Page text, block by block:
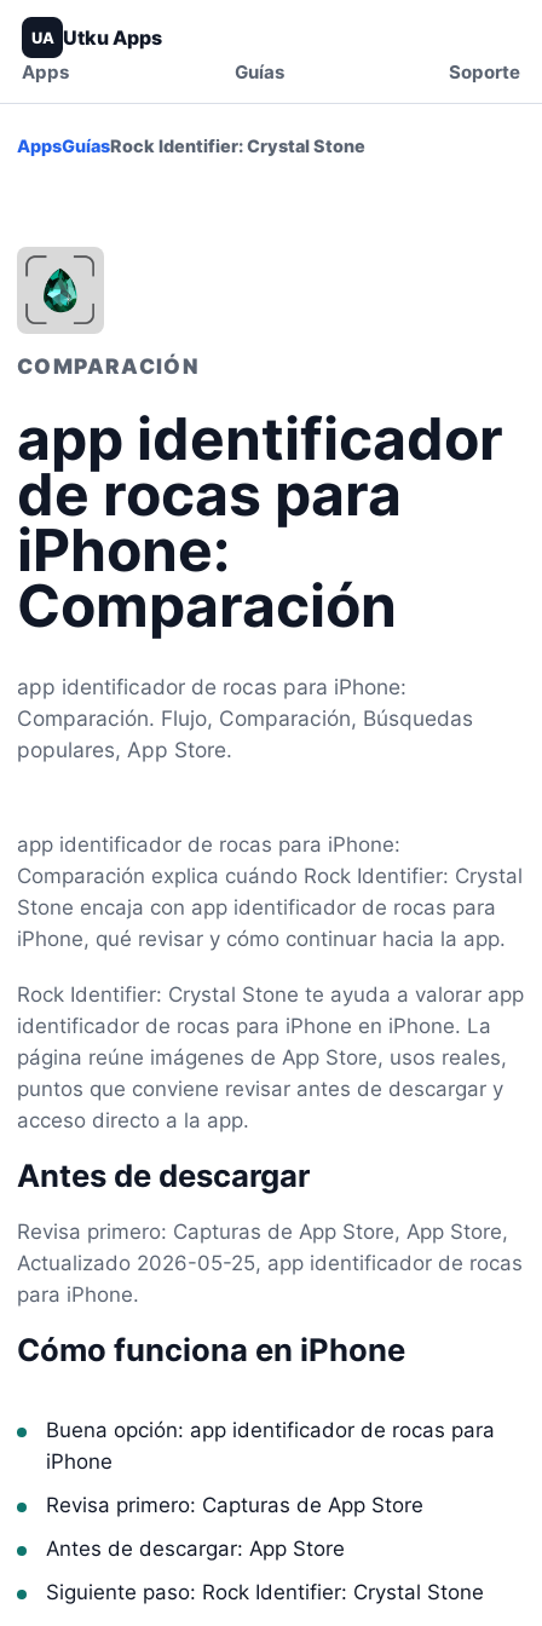
UA Utku Apps
Apps Guías Soporte
AppsGuíasRock Identifier: Crystal Stone
COMPARACIÓN
app identificador
de rocas para
iPhone:
Comparación
app identificador de rocas para iPhone:
Comparación. Flujo, Comparación, Búsquedas
populares, App Store.
app identificador de rocas para iPhone:
Comparación explica cuándo Rock Identifier: Crystal
Stone encaja con app identificador de rocas para
iPhone, qué revisar y cómo continuar hacia la app.
Rock Identifier: Crystal Stone te ayuda a valorar app
identificador de rocas para iPhone en iPhone. La
página reúne imágenes de App Store, usos reales,
puntos que conviene revisar antes de descargar y
acceso directo a la app.
Antes de descargar
Revisa primero: Capturas de App Store, App Store,
Actualizado 2026-05-25, app identificador de rocas
para iPhone.
Cómo funciona en iPhone
Buena opción: app identificador de rocas para
iPhone
Revisa primero: Capturas de App Store
Antes de descargar: App Store
Siguiente paso: Rock Identifier: Crystal Stone